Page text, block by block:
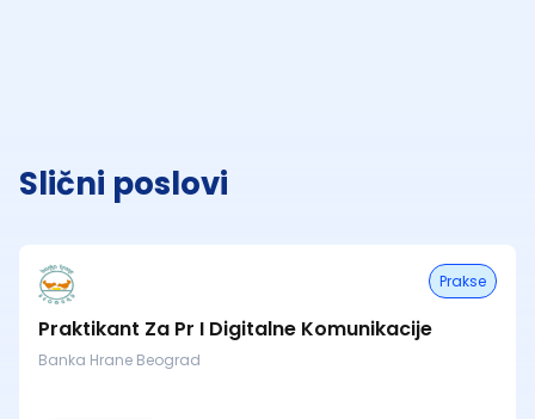
Slični poslovi
Prakse
Praktikant Za Pr I Digitalne Komunikacije
Banka Hrane Beograd